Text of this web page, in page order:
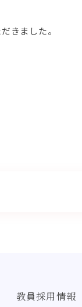
きました。
教員採用情報